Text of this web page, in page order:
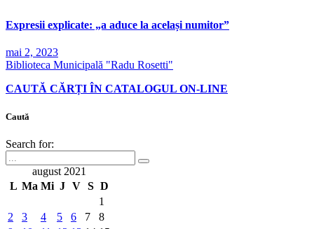
Expresii explicate: „a aduce la același numitor”
mai 2, 2023
Biblioteca Municipală "Radu Rosetti"
CAUTĂ CĂRȚI ÎN CATALOGUL ON-LINE
Caută
Search for:
august 2021
L Ma Mi J V S D
1
2
3 4 5 6 7
8